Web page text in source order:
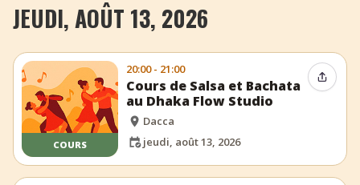
JEUDI, AOÛT 13, 2026
COURS
20:00 - 21:00
Cours de Salsa et Bachata
au Dhaka Flow Studio
Dacca
jeudi, août 13, 2026